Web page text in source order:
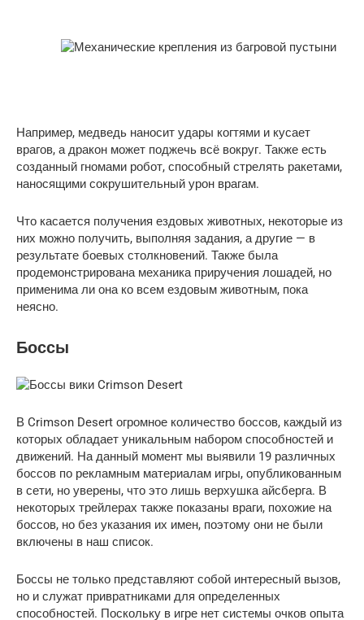
Например, медведь наносит удары когтями и кусает
врагов, а дракон может поджечь всё вокруг. Также есть
созданный гномами робот, способный стрелять ракетами,
наносящими сокрушительный урон врагам.
Что касается получения ездовых животных, некоторые из
них можно получить, выполняя задания, а другие — в
результате боевых столкновений. Также была
продемонстрирована механика приручения лошадей, но
применима ли она ко всем ездовым животным, пока
неясно.
Боссы
В Crimson Desert огромное количество боссов, каждый из
которых обладает уникальным набором способностей и
движений. На данный момент мы выявили 19 различных
боссов по рекламным материалам игры, опубликованным
в сети, но уверены, что это лишь верхушка айсберга. В
некоторых трейлерах также показаны враги, похожие на
боссов, но без указания их имен, поэтому они не были
включены в наш список.
Боссы не только представляют собой интересный вызов,
но и служат привратниками для определенных
способностей. Поскольку в игре нет системы очков опыта